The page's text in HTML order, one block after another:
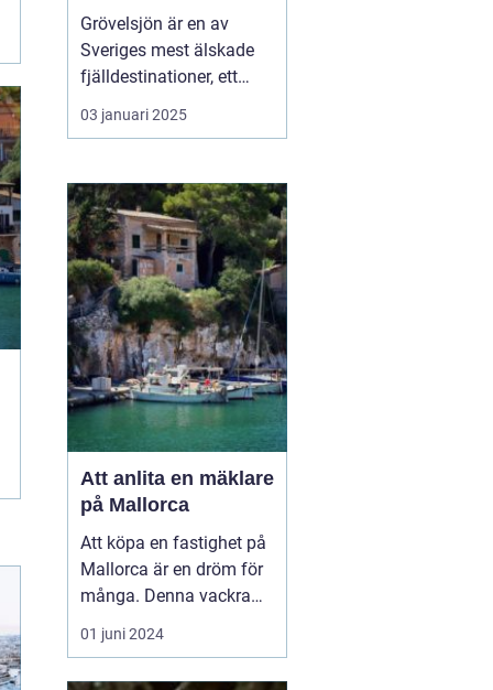
Grövelsjön är en av
Sveriges mest älskade
fjälldestinationer, ett
område som lockar
besökare året runt tack
skönhet och sitt breda
utbud av
friluftsaktiviteter. Med
sin rogivande och s...
03 januari 2025
Att anlita en mäklare
på Mallorca
Att köpa en fastighet på
Mallorca är en dröm för
många. Denna vackra
medelhavsö erbjuder ett
fantastiskt klimat,
01 juni 2024